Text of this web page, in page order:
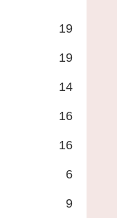
19
19
14
16
16
6
9